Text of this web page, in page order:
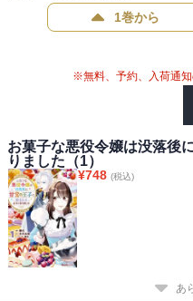
1巻から
※無料、予約、入荷通知
お菓子な悪役令嬢は没落後
りました（1）
¥748 (税込)
あ